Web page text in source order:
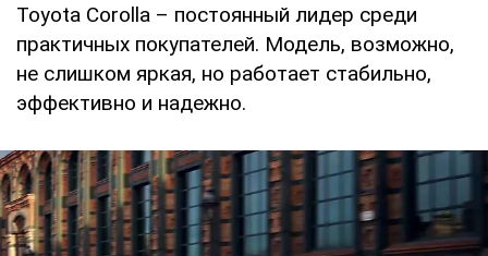
Toyota Corolla – постоянный лидер среди
практичных покупателей. Модель, возможно,
не слишком яркая, но работает стабильно,
эффективно и надежно.